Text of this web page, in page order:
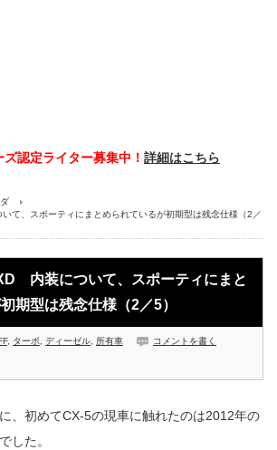
認定ライター募集中！ 詳細はこちら
て、スポーティにまとめられているが初期型は残念仕様（2／
内装について、スポーティにまと
期型は残念仕様（2／5）
, ターボ ディーゼル 所有車 コメントを書く
、初めてCX-5の現車に触れたのは2012年の
した。